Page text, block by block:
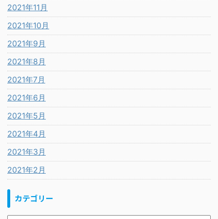
2021年11月
2021年10月
2021年9月
2021年8月
2021年7月
2021年6月
2021年5月
2021年4月
2021年3月
2021年2月
カテゴリー